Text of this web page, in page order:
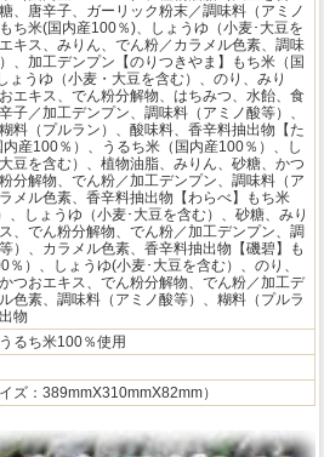
、唐辛子、ガーリック粉末／調味料（アミノ
ち米(国内産100％)、しょうゆ（小麦･大豆を
キス、みりん、でん粉／カラメル色素、調味
、加工デンプン【のりつきやま】もち米（国
ょうゆ（小麦・大豆を含む）、のり、みり
エキス、でん粉分解物、はちみつ、水飴、食
子／加工デンプン、調味料（アミノ酸等）、
料（プルラン）、酸味料、香辛料抽出物【た
産100％）、うるち米（国内産100％）、し
豆を含む）、植物油脂、みりん、砂糖、かつ
分解物、でん粉／加工デンプン、調味料（ア
メル色素、香辛料抽出物【わらべ】もち米
、しょうゆ（小麦･大豆を含む）、砂糖、みり
、でん粉分解物、でん粉／加工デンプン、調
）、カラメル色素、香辛料抽出物【磯碧】も
％）、しょうゆ(小麦･大豆を含む）、のり、
つおエキス、でん粉分解物、でん粉／加工デ
色素、調味料（アミノ酸等）、糊料（プルラ
物
るち米100％使用
ズ：389mmX310mmX82mm）